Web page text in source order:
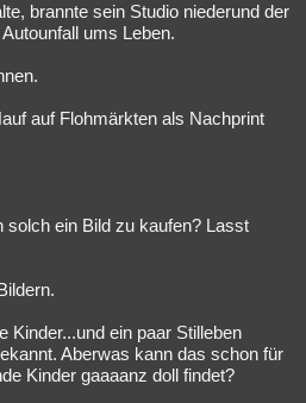
brannte sein Studio niederund der
ums Leben.
auf Flohmärkten als Nachprint
solch ein Bild zu kaufen? Lasst
Kinder...und ein paar Stilleben
Aberwas kann das schon für
Kinder gaaaanz doll findet?